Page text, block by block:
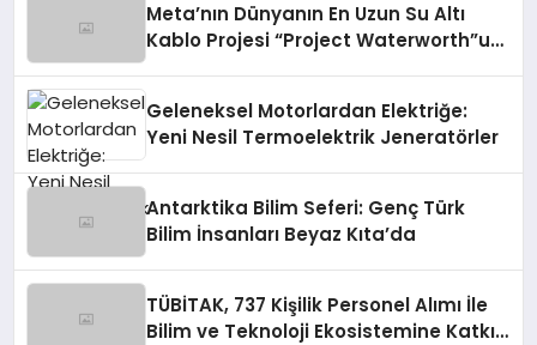
Meta’nın Dünyanın En Uzun Su Altı
Kablo Projesi “Project Waterworth”u
Geleneksel Motorlardan Elektriğe:
Yeni Nesil Termoelektrik Jeneratörler
Antarktika Bilim Seferi: Genç Türk
Bilim İnsanları Beyaz Kıta’da
TÜBİTAK, 737 Kişilik Personel Alımı İle
Bilim ve Teknoloji Ekosistemine Katkı